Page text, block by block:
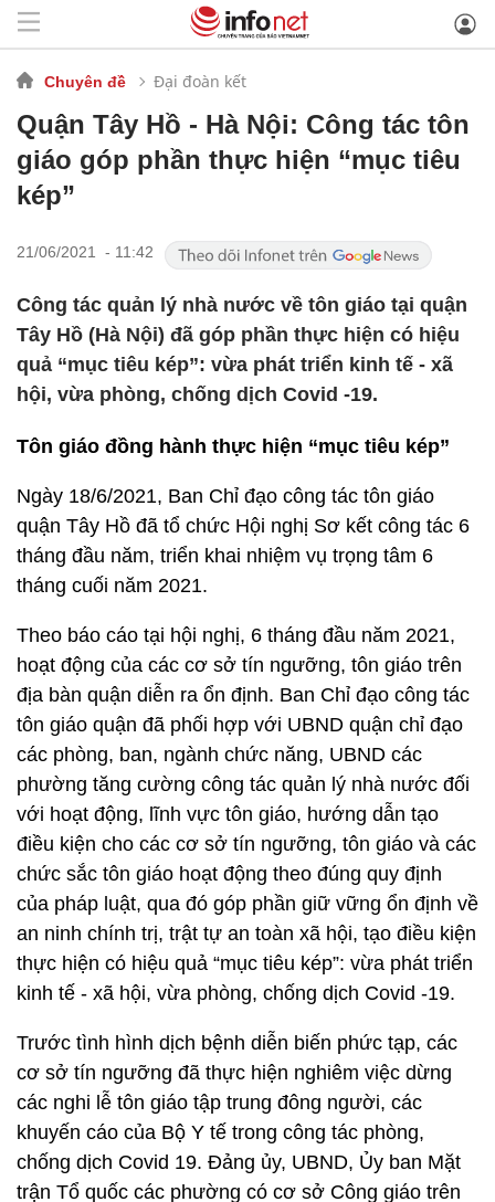
Chuyên đề Đại đoàn kết
Quận Tây Hồ - Hà Nội: Công tác tôn
giáo góp phần thực hiện “mục tiêu
kép”
21/06/2021 - 11:42
Công tác quản lý nhà nước về tôn giáo tại quận
Tây Hồ (Hà Nội) đã góp phần thực hiện có hiệu
quả “mục tiêu kép”: vừa phát triển kinh tế - xã
hội, vừa phòng, chống dịch Covid -19.
Tôn giáo đồng hành thực hiện “mục tiêu kép”
Ngày 18/6/2021, Ban Chỉ đạo công tác tôn giáo
quận Tây Hồ đã tổ chức Hội nghị Sơ kết công tác 6
tháng đầu năm, triển khai nhiệm vụ trọng tâm 6
tháng cuối năm 2021.
Theo báo cáo tại hội nghị, 6 tháng đầu năm 2021,
hoạt động của các cơ sở tín ngưỡng, tôn giáo trên
địa bàn quận diễn ra ổn định. Ban Chỉ đạo công tác
tôn giáo quận đã phối hợp với UBND quận chỉ đạo
các phòng, ban, ngành chức năng, UBND các
phường tăng cường công tác quản lý nhà nước đối
với hoạt động, lĩnh vực tôn giáo, hướng dẫn tạo
điều kiện cho các cơ sở tín ngưỡng, tôn giáo và các
chức sắc tôn giáo hoạt động theo đúng quy định
của pháp luật, qua đó góp phần giữ vững ổn định về
an ninh chính trị, trật tự an toàn xã hội, tạo điều kiện
thực hiện có hiệu quả “mục tiêu kép”: vừa phát triển
kinh tế - xã hội, vừa phòng, chống dịch Covid -19.
Trước tình hình dịch bệnh diễn biến phức tạp, các
cơ sở tín ngưỡng đã thực hiện nghiêm việc dừng
các nghi lễ tôn giáo tập trung đông người, các
khuyến cáo của Bộ Y tế trong công tác phòng,
chống dịch Covid 19. Đảng ủy, UBND, Ủy ban Mặt
trận Tổ quốc các phường có cơ sở Công giáo trên